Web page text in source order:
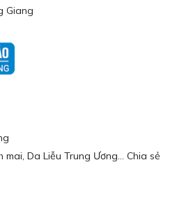
Giang
mai, Da Liễu Trung Ương... Chia sẻ